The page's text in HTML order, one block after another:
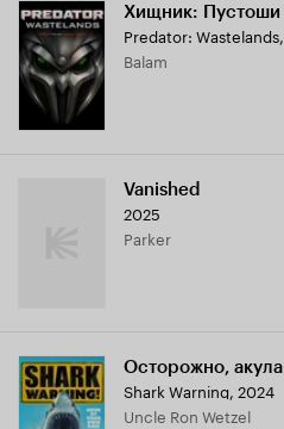
Хищник: Пустоши
Predator: Wastelands,
Balam
Vanished
2025
Parker
Осторожно, акула
Shark Warning, 2024
Uncle Ron Wetzel